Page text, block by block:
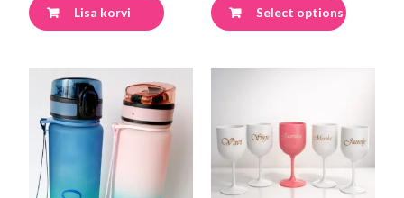
Lisa korvi Select options
tootel
on
on
mitu
varianti.
Valikuid